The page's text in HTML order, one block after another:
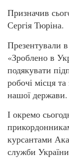
Призначив
Сергія Тюріна.
Презентували
«Зроблено в
подякувати
робочі місця
нашої держави.
І окремо
курсантами
служби